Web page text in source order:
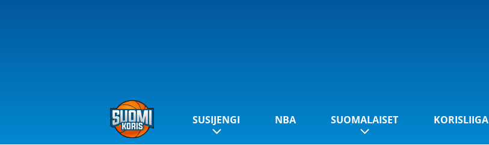
SUSIJENGI NBA SUOMALAISET KORISLIIGA